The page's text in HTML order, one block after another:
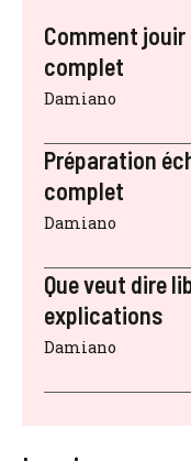
Comment
complet
Damiano
Préparation
complet
Damiano
Que veut dire
explications
Damiano